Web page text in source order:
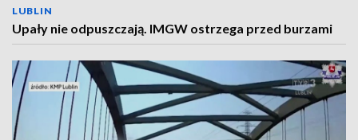
LUBLIN
Upały nie odpuszczają. IMGW ostrzega przed burzami